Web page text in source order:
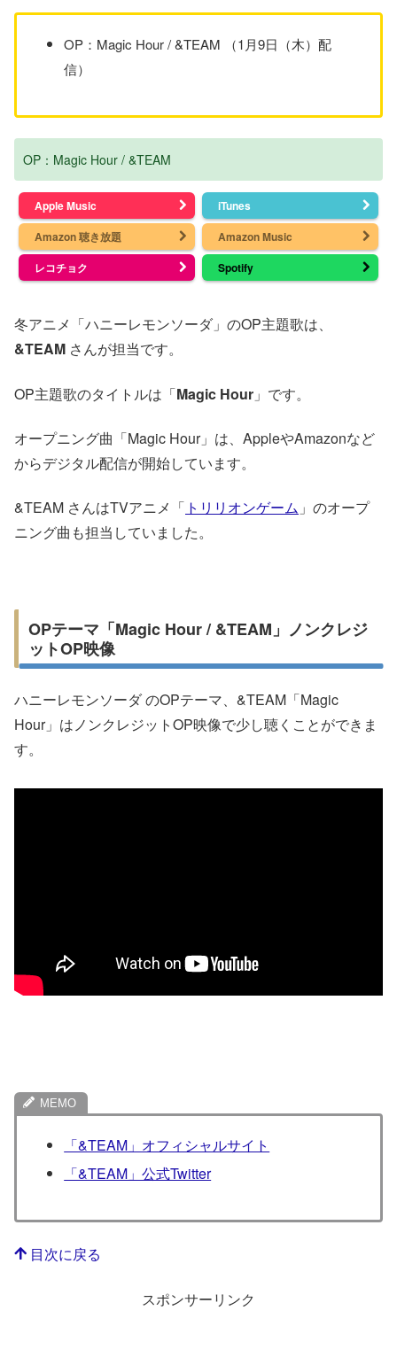
OP：Magic Hour / &TEAM （1月9日（木）配
信）
OP：Magic Hour / &TEAM
Apple Music
iTunes
Amazon 聴き放題
Amazon Music
レコチョク
Spotify
冬アニメ「ハニーレモンソーダ」のOP主題歌は、
&TEAM さんが担当です。
OP主題歌のタイトルは「Magic Hour 」です。
オープニング曲「Magic Hour」は、AppleやAmazonなど
からデジタル配信が開始しています。
&TEAM さんはTVアニメ「 トリリオンゲーム 」のオープ
ニング曲も担当していました。
OPテーマ「Magic Hour / &TEAM」ノンクレジ
ットOP映像
ハニーレモンソーダ のOPテーマ、&TEAM「Magic
Hour」はノンクレジットOP映像で少し聴くことができま
す。
「&TEAM」オフィシャルサイト
「&TEAM」公式Twitter
目次に戻る
スポンサーリンク